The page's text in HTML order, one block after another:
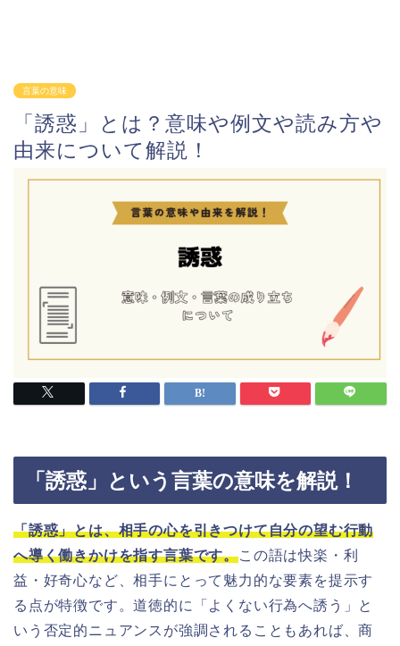
言葉の意味
「誘惑」とは？意味や例文や読み方や
由来について解説！
「誘惑」という言葉の意味を解説！
「誘惑」とは、相手の心を引きつけて自分の望む行動
へ導く働きかけを指す言葉です。この語は快楽・利
益・好奇心など、相手にとって魅力的な要素を提示す
る点が特徴です。道徳的に「よくない行為へ誘う」と
いう否定的ニュアンスが強調されることもあれば、商